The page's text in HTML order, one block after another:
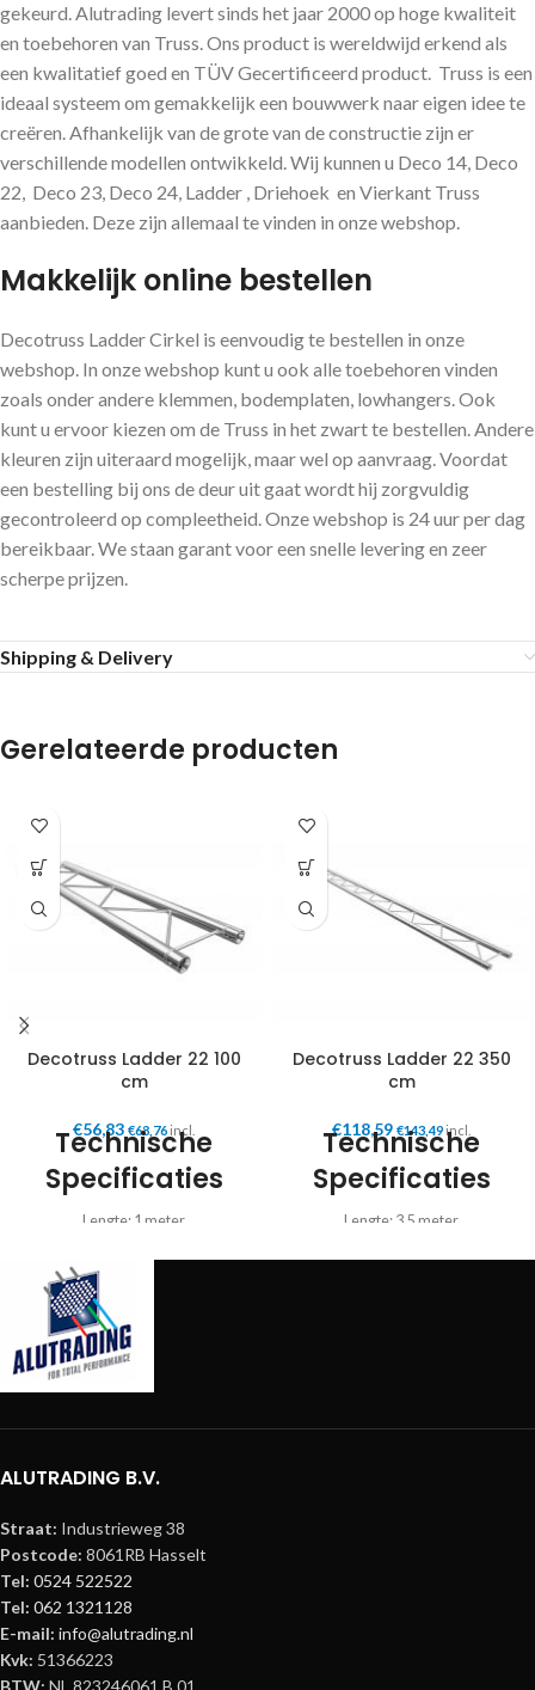
gekeurd. Alutrading levert sinds het jaar 2000 op hoge kwaliteit
en toebehoren van Truss. Ons product is wereldwijd erkend als
een kwalitatief goed en TÜV Gecertificeerd product. Truss is een
ideaal systeem om gemakkelijk een bouwwerk naar eigen idee te
creëren. Afhankelijk van de grote van de constructie zijn er
verschillende modellen ontwikkeld. Wij kunnen u Deco 14, Deco
22, Deco 23, Deco 24, Ladder , Driehoek en Vierkant Truss
aanbieden. Deze zijn allemaal te vinden in onze webshop.
Makkelijk online bestellen
Decotruss Ladder Cirkel is eenvoudig te bestellen in onze
webshop. In onze webshop kunt u ook alle toebehoren vinden
zoals onder andere klemmen, bodemplaten, lowhangers. Ook
kunt u ervoor kiezen om de Truss in het zwart te bestellen. Andere
kleuren zijn uiteraard mogelijk, maar wel op aanvraag. Voordat
een bestelling bij ons de deur uit gaat wordt hij zorgvuldig
gecontroleerd op compleetheid. Onze webshop is 24 uur per dag
bereikbaar. We staan garant voor een snelle levering en zeer
scherpe prijzen.
Shipping & Delivery
Gerelateerde producten
Decotruss Ladder 22 100
cm
€56,83 €68,76 incl.
Technische
Specificaties
Lengte: 1 meter
Kleur: Aluminium
Materiaal: AI EN AW-6061 T6
Afmeting: 1000 x 200 mm
Diameter hoofdbuis: 35 mm
Wanddikte hoofdbuis: 1.6 mm
Diameter tussenbuis: 8 mm
Decotruss Ladder 22 350
cm
€118,59 €143,49 incl.
Technische
Specificaties
Lengte: 3.5 meter
ALUTRADING B.V.
Straat: Industrieweg 38
Postcode: 8061RB Hasselt
Tel: 0524 522522
Tel: 062 1321128
E-mail: info@alutrading.nl
Kvk: 51366223
BTW: NL 823246061 B 01